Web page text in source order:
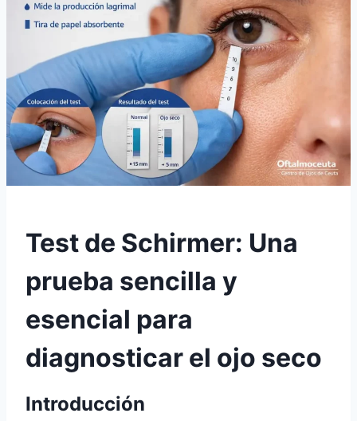
Test de Schirmer: Una
prueba sencilla y
esencial para
diagnosticar el ojo seco
Introducción